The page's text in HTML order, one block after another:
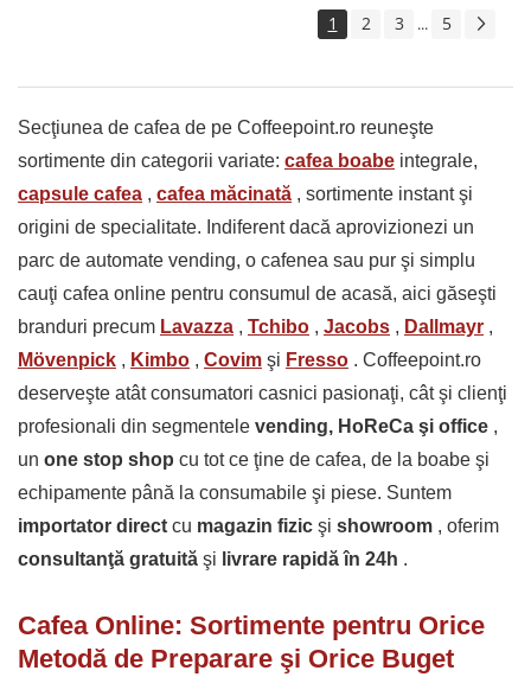
1 2 3 ... 5
Secţiunea de cafea de pe Coffeepoint.ro reuneşte
sortimente din categorii variate: cafea boabe integrale,
capsule cafea , cafea măcinată , sortimente instant şi
origini de specialitate. Indiferent dacă aprovizionezi un
parc de automate vending, o cafenea sau pur şi simplu
cauţi cafea online pentru consumul de acasă, aici găseşti
branduri precum Lavazza , Tchibo , Jacobs , Dallmayr ,
Mövenpick , Kimbo , Covim şi Fresso . Coffeepoint.ro
deserveşte atât consumatori casnici pasionaţi, cât şi clienţi
profesionali din segmentele vending, HoReCa şi office ,
un one stop shop cu tot ce ţine de cafea, de la boabe şi
echipamente până la consumabile şi piese. Suntem
importator direct cu magazin fizic şi showroom , oferim
consultanţă gratuită şi livrare rapidă în 24h .
Cafea Online: Sortimente pentru Orice
Metodă de Preparare şi Orice Buget